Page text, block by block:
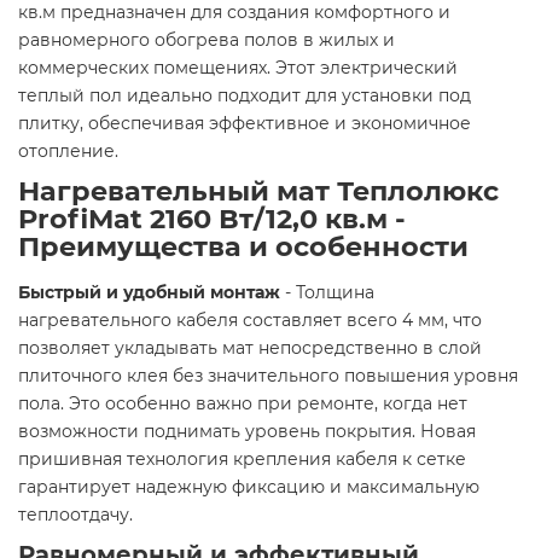
кв.м предназначен для создания комфортного и
равномерного обогрева полов в жилых и
коммерческих помещениях. Этот электрический
теплый пол идеально подходит для установки под
плитку, обеспечивая эффективное и экономичное
отопление.
Нагревательный мат Теплолюкс
ProfiMat 2160 Вт/12,0 кв.м -
Преимущества и особенности
Быстрый и удобный монтаж - Толщина
нагревательного кабеля составляет всего 4 мм, что
позволяет укладывать мат непосредственно в слой
плиточного клея без значительного повышения уровня
пола. Это особенно важно при ремонте, когда нет
возможности поднимать уровень покрытия. Новая
пришивная технология крепления кабеля к сетке
гарантирует надежную фиксацию и максимальную
теплоотдачу.